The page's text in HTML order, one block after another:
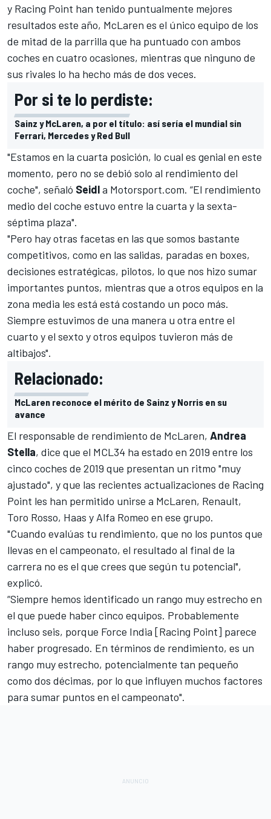
y Racing Point han tenido puntualmente mejores
resultados este año, McLaren es el único equipo de los
de mitad de la parrilla que ha puntuado con ambos
coches en cuatro ocasiones, mientras que ninguno de
sus rivales lo ha hecho más de dos veces.
Por si te lo perdiste:
Sainz y McLaren, a por el título: así sería el mundial sin
Ferrari, Mercedes y Red Bull
"Estamos en la cuarta posición, lo cual es genial en este
momento, pero no se debió solo al rendimiento del
coche", señaló Seidla Motorsport.com. “El rendimiento
medio del coche estuvo entre la cuarta y la sexta-
séptima plaza".
"Pero hay otras facetas en las que somos bastante
competitivos, como en las salidas, paradas en boxes,
decisiones estratégicas, pilotos, lo que nos hizo sumar
importantes puntos, mientras que a otros equipos en la
zona media les está está costando un poco más.
Siempre estuvimos de una manera u otra entre el
cuarto y el sexto y otros equipos tuvieron más de
altibajos".
Relacionado:
McLaren reconoce el mérito de Sainz y Norris en su
avance
El responsable de rendimiento de McLaren, Andrea
Stella, dice que el MCL34 ha estado en 2019 entre los
cinco coches de 2019 que presentan un ritmo "muy
ajustado", y que las recientes actualizaciones de Racing
Point les han permitido unirse a McLaren, Renault,
Toro Rosso, Haas y Alfa Romeo en ese grupo.
"Cuando evalúas tu rendimiento, que no los puntos que
llevas en el campeonato, el resultado al final de la
carrera no es el que crees que según tu potencial",
explicó.
“Siempre hemos identificado un rango muy estrecho en
el que puede haber cinco equipos. Probablemente
incluso seis, porque Force India [Racing Point] parece
haber progresado. En términos de rendimiento, es un
rango muy estrecho, potencialmente tan pequeño
como dos décimas, por lo que influyen muchos factores
para sumar puntos en el campeonato".